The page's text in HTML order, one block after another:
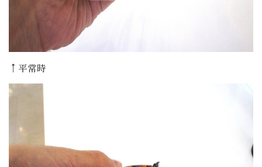
↑平常時